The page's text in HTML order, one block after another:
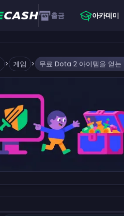
출금 아카데미
> 게임 >